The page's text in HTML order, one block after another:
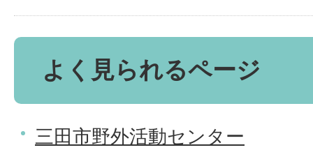
よく見られるページ
三田市野外活動センター